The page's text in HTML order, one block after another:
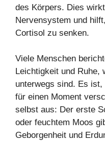
des Körpers. Dies
Nervensystem und
Cortisol zu senken.
Viele Menschen
Leichtigkeit und Ruhe,
unterwegs sind. Es
für einen Moment
selbst aus: Der erste
oder feuchtem Moos
Geborgenheit und